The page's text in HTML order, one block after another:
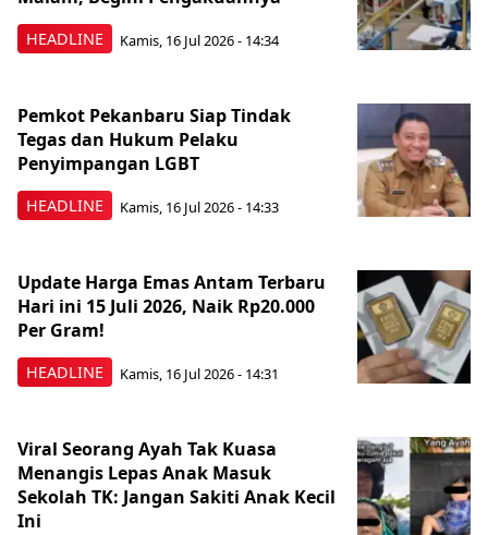
HEADLINE Kamis, 16 Jul 2026 - 14:34
HEADLINE
Pemkot Pekanbaru Siap Tindak
Tegas dan Hukum Pelaku
Penyimpangan LGBT
Kamis, 16 Jul 2026 - 14:33
HEADLINE
Update Harga Emas Antam Terbaru
Hari ini 15 Juli 2026, Naik Rp20.000
Per Gram!
Kamis, 16 Jul 2026 - 14:31
Viral Seorang Ayah Tak Kuasa
Menangis Lepas Anak Masuk
Sekolah TK: Jangan Sakiti Anak Kecil
Ini